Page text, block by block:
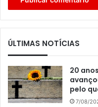
ÚLTIMAS NOTÍCIAS
20
pelo
7/08/